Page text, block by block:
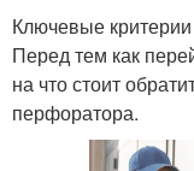
Ключевые
Перед тем как
на что стоит
перфоратора.